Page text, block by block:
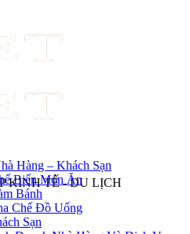
KINH TẾ - DU LỊCH
Hàng – Khách Sạn
Biến Món Ăn
Bánh
Chế Đồ Uống
Sạn